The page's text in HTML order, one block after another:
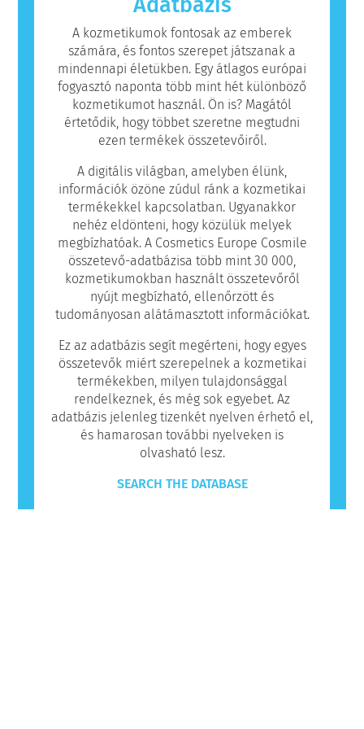
számára allergiát okozhatnak. Ez nem jelenti
azt, hogy a termék mások számára nem
biztonságos.
A kozmetikumok fontosak az emberek
számára, és fontos szerepet játszanak a
mindennapi életükben. Egy átlagos európai
fogyasztó naponta több mint hét különböző
kozmetikumot használ. Ön is? Magától
értetődik, hogy többet szeretne megtudni
ezen termékek összetevőiről.
A digitális világban, amelyben élünk,
információk özöne zúdul ránk a kozmetikai
termékekkel kapcsolatban. Ugyanakkor
nehéz eldönteni, hogy közülük melyek
megbízhatóak. A Cosmetics Europe Cosmile
összetevő-adatbázisa több mint 30 000,
kozmetikumokban használt összetevőről
nyújt megbízható, ellenőrzött és
tudományosan alátámasztott információkat.
Ez az adatbázis segít megérteni, hogy egyes
összetevők miért szerepelnek a kozmetikai
termékekben, milyen tulajdonsággal
rendelkeznek, és még sok egyebet. Az
adatbázis jelenleg tizenkét nyelven érhető el,
és hamarosan további nyelveken is
olvasható lesz.
SEARCH THE DATABASE